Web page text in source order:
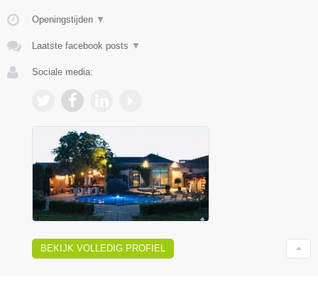
Openingstijden ▼
Laatste facebook posts ▼
Sociale media:
BEKIJK VOLLEDIG PROFIEL